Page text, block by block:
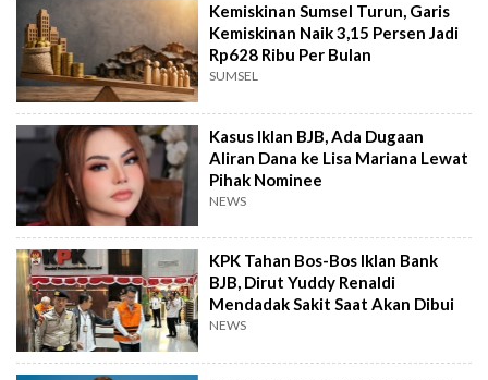
Kemiskinan Sumsel Turun, Garis
Kemiskinan Naik 3,15 Persen Jadi
Rp628 Ribu Per Bulan
SUMSEL
Kasus Iklan BJB, Ada Dugaan
Aliran Dana ke Lisa Mariana Lewat
Pihak Nominee
NEWS
KPK Tahan Bos-Bos Iklan Bank
BJB, Dirut Yuddy Renaldi
Mendadak Sakit Saat Akan Dibui
NEWS